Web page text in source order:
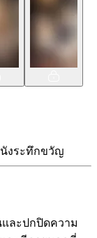
งระทึกขวัญ
และปกปิดความ